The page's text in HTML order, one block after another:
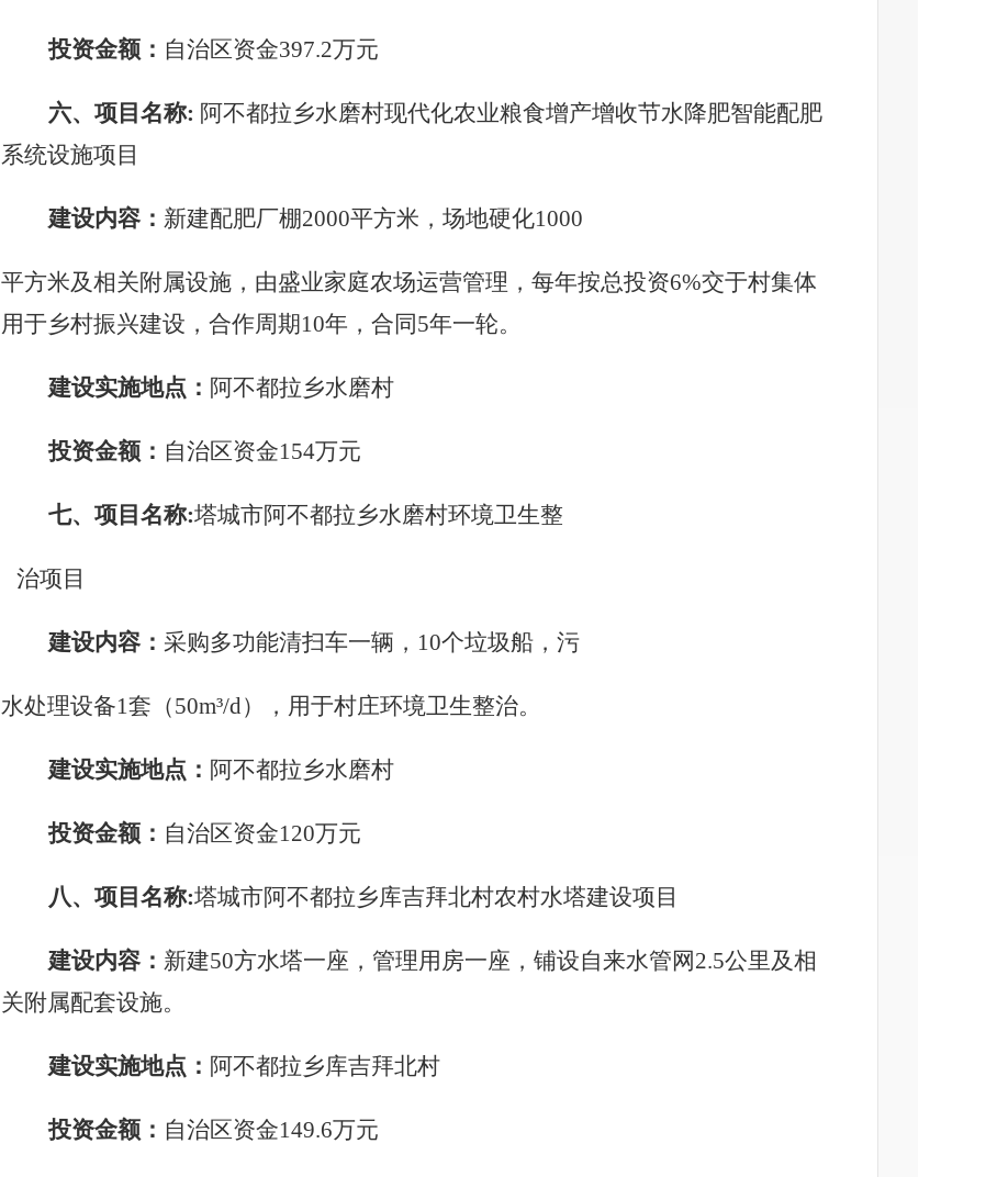
投资金额： 自治区资金397.2万元
六、项目名称: 阿不都拉乡水磨村现代化农业粮食增产增收节水降肥智能配肥
系统设施项目
建设内容： 新建配肥厂棚2000平方米，场地硬化1000
平方米及相关附属设施，由盛业家庭农场运营管理，每年按总投资6%交于村集体
用于乡村振兴建设，合作周期10年，合同5年一轮。
建设实施地点： 阿不都拉乡水磨村
投资金额： 自治区资金154万元
七、项目名称:塔城市阿不都拉乡水磨村环境卫生整
治项目
建设内容： 采购多功能清扫车一辆， 10个垃圾船，污
水处理设备1套（50m³/d），用于村庄环境卫生整治。
建设实施地点： 阿不都拉乡水磨村
投资金额： 自治区资金120万元
八、项目名称:塔城市阿不都拉乡库吉拜北村农村水塔建设项目
建设内容： 新建50方水塔一座，管理用房一座，铺设自来水管网2.5公里及相
关附属配套设施。
建设实施地点： 阿不都拉乡库吉拜北村
投资金额： 自治区资金149.6万元